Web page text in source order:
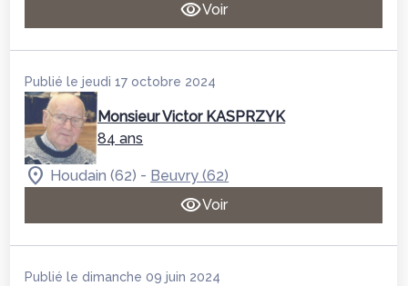
Voir
Publié le jeudi 17 octobre 2024
Monsieur Victor KASPRZYK
84 ans
Houdain (62) - Beuvry (62)
Voir
Publié le dimanche 09 juin 2024